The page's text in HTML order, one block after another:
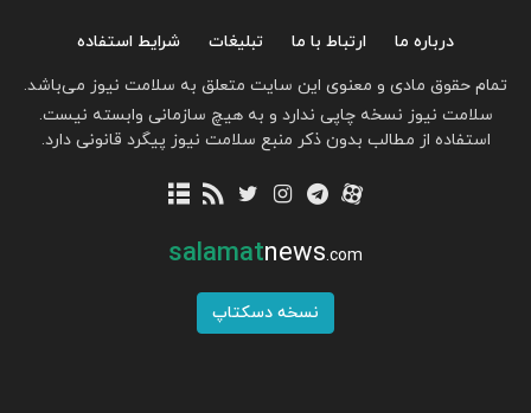
درباره ما ارتباط با ما تبلیغات
شرایط استفاده
تمام حقوق مادی و معنوی این سایت متعلق به سلامت نیوز می‌باشد.
سلامت نیوز نسخه چاپی ندارد و به هیچ سازمانی وابسته نیست.
استفاده از مطالب بدون ذکر منبع سلامت نیوز پیگرد قانونی دارد.
salamatnews.com
نسخه دسکتاپ